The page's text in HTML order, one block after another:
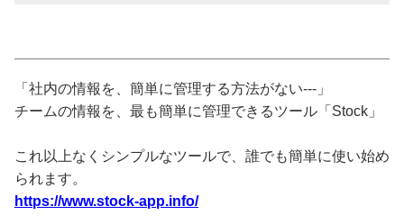
「社内の情報を、簡単に管理する方法がない---」
チームの情報を、最も簡単に管理できるツール「Stock」
これ以上なくシンプルなツールで、誰でも簡単に使い始め
られます。
https://www.stock-app.info/